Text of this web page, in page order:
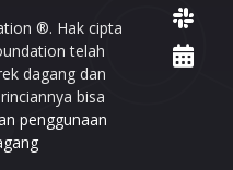
®. Hak cipta
telah
dagang dan
bisa
penggunaan